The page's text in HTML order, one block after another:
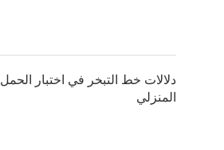
دلالات خط التبخر في اختبار الحمل
المنزلي